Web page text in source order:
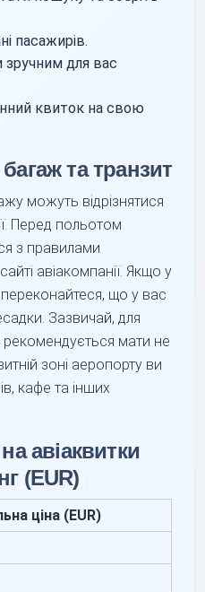
пасажирів.
зручним для вас
квиток на свою
та транзит
можуть відрізнятися
Перед польотом
з правилами
авіакомпанії. Якщо у
що у вас
Зазвичай, для
мати не
зоні аеропорту ви
кафе та інших
авіаквитки
(EUR)
ціна (EUR)